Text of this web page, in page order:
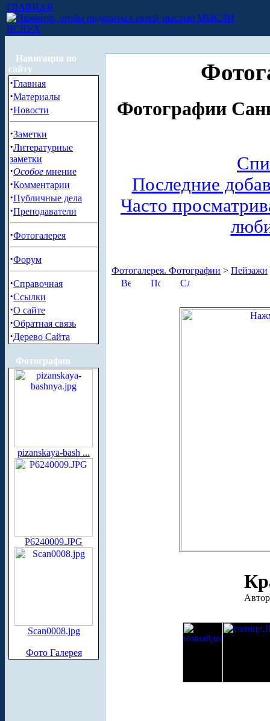
ГЛАВНАЯ
МЫСЛИ
ВСЛУХ
Навигация по
сайту
·Главная
·Материалы
·Новости
·Заметки
·Литературные
заметки
·Особое мнение
·Комментарии
·Публичные дела
·Преподаватели
·Фотогалерея
·Форум
·Справочная
·Ссылки
·О сайте
·Обратная связь
·Дерево Сайта
Фотографии
pizanskaya-bash ...
P6240009.JPG
Scan0008.jpg
Фото Галерея
Фотографии
Последние
Часто
Фотогалерея. Фотографии > Пейзажи